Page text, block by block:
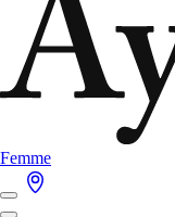
Femme